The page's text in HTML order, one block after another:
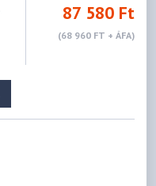
87 580 Ft
(68 960 FT + ÁFA)